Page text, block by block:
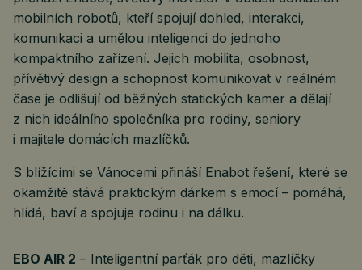
mobilních robotů, kteří spojují dohled, interakci,
komunikaci a umělou inteligenci do jednoho
kompaktního zařízení. Jejich mobilita, osobnost,
přívětivý design a schopnost komunikovat v reálném
čase je odlišují od běžných statických kamer a dělají
z nich ideálního společníka pro rodiny, seniory
i majitele domácích mazlíčků.
S blížícími se Vánocemi přináší Enabot řešení, které se
okamžitě stává praktickým dárkem s emocí – pomáhá,
hlídá, baví a spojuje rodinu i na dálku.
EBO AIR 2 – Inteligentní parťák pro děti, mazlíčky